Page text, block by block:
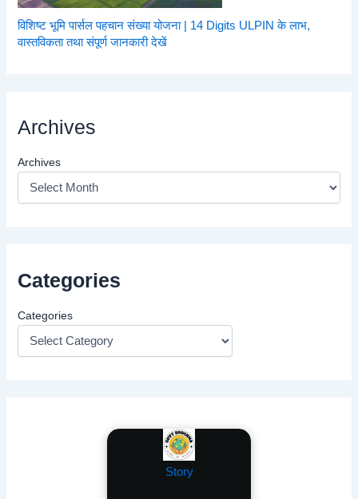
विशिष्ट भूमि पार्सल पहचान संख्या योजना | 14 Digits ULPIN के लाभ,
वास्तविकता तथा संपूर्ण जानकारी देखें
Archives
Archives
Categories
Categories
Story